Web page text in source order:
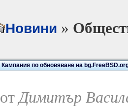
Новини »
Кампания по обновяване на
отДимитър